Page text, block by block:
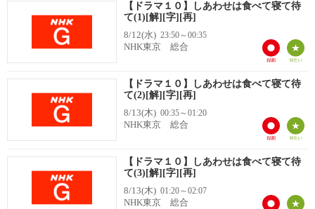
【ドラマ１０】しあわせは食べて寝て待
て(1)[解][字][再]
8/12(水) 23:50～00:35
NHK東京 総合
【ドラマ１０】しあわせは食べて寝て待
て(2)[解][字][再]
8/13(木) 00:35～01:20
NHK東京 総合
【ドラマ１０】しあわせは食べて寝て待
て(3)[解][字][再]
8/13(木) 01:20～02:07
NHK東京 総合